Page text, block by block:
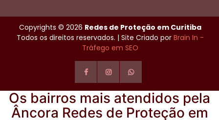
Copyrights © 2026 Redes de Proteção em Curitiba
Todos os direitos reservados. | Site Criado por Brain In -
Tráfego em SEO
Os bairros mais atendidos pela
Âncora Redes de Proteção em